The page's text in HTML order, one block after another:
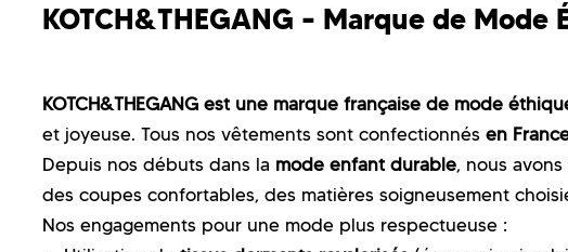
KOTCH&THEGANG – Marque de
KOTCH&THEGANG est une marque française de mode
et joyeuse. Tous nos vêtements sont confectionnés en
Depuis nos débuts dans la mode enfant durable, nous
des coupes confortables, des matières soigneusement
Nos engagements pour une mode plus respectueuse :